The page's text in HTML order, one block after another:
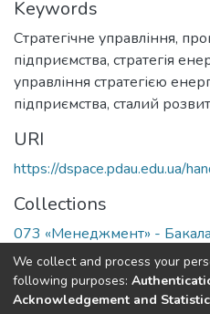
Keywords
Стратегічне управління,
підприємства, стратегія
управління стратегією
підприємства, сталий
URI
https://dspace.pdau.edu.ua/
Collections
073 «Менеджмент» -
Full item page
We collect and process your
following purposes:
Acknowledgement and